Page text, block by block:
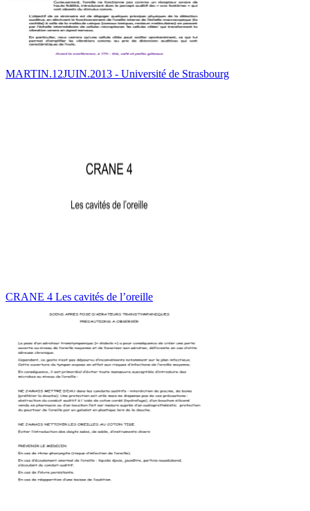
MARTIN.12JUIN.2013 - Université de Strasbourg
CRANE 4 Les cavités de l’oreille